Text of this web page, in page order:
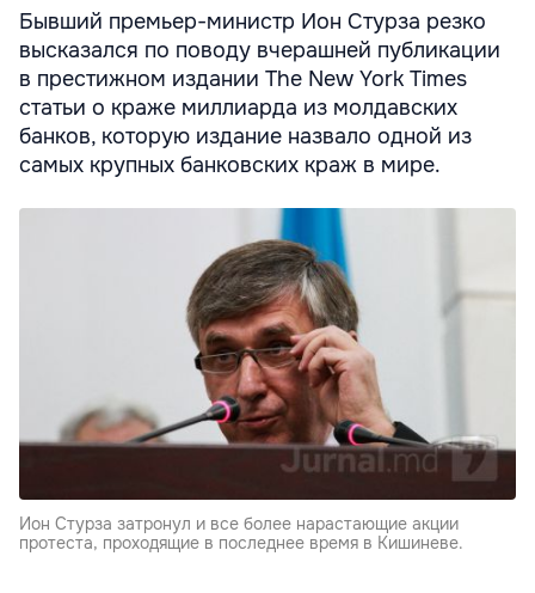
Бывший премьер-министр Ион Стурза резко
высказался по поводу вчерашней публикации
в престижном издании The New York Times
статьи о краже миллиарда из молдавских
банков, которую издание назвало одной из
самых крупных банковских краж в мире.
Ион Стурза затронул и все более нарастающие акции
протеста, проходящие в последнее время в Кишиневе.